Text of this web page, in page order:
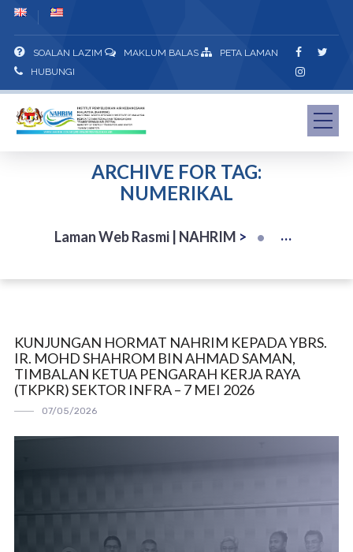
SOALAN LAZIM MAKLUM BALAS
PETA LAMAN
HUBUNGI
ARCHIVE FOR TAG:
NUMERIKAL
Laman Web Rasmi | NAHRIM >
KUNJUNGAN HORMAT NAHRIM KEPADA YBRS.
IR. MOHD SHAHROM BIN AHMAD SAMAN,
TIMBALAN KETUA PENGARAH KERJA RAYA
(TKPKR) SEKTOR INFRA – 7 MEI 2026
07/05/2026